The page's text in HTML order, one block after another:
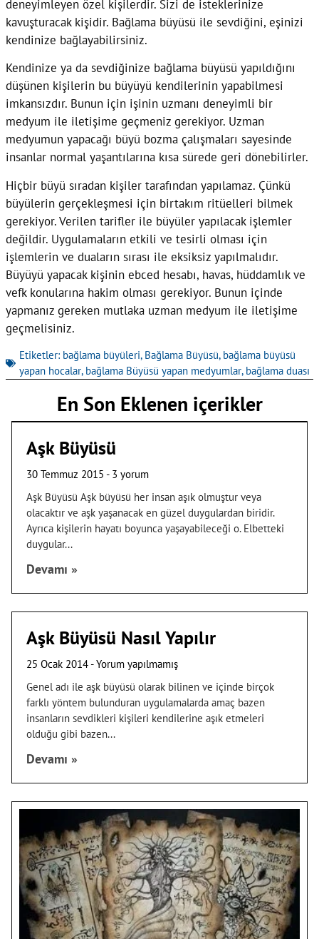
deneyimleyen özel kişilerdir. Sizi de isteklerinize
kavuşturacak kişidir. Bağlama büyüsü ile sevdiğini, eşinizi
kendinize bağlayabilirsiniz.
Kendinize ya da sevdiğinize bağlama büyüsü yapıldığını
düşünen kişilerin bu büyüyü kendilerinin yapabilmesi
imkansızdır. Bunun için işinin uzmanı deneyimli bir
medyum ile iletişime geçmeniz gerekiyor. Uzman
medyumun yapacağı büyü bozma çalışmaları sayesinde
insanlar normal yaşantılarına kısa sürede geri dönebilirler.
Hiçbir büyü sıradan kişiler tarafından yapılamaz. Çünkü
büyülerin gerçekleşmesi için birtakım ritüelleri bilmek
gerekiyor. Verilen tarifler ile büyüler yapılacak işlemler
değildir. Uygulamaların etkili ve tesirli olması için
işlemlerin ve duaların sırası ile eksiksiz yapılmalıdır.
Büyüyü yapacak kişinin ebced hesabı, havas, hüddamlık ve
vefk konularına hakim olması gerekiyor. Bunun içinde
yapmanız gereken mutlaka uzman medyum ile iletişime
geçmelisiniz.
Etiketler: bağlama büyüleri, Bağlama Büyüsü, bağlama büyüsü
yapan hocalar, bağlama Büyüsü yapan medyumlar, bağlama duası
En Son Eklenen içerikler
Aşk Büyüsü
30 Temmuz 2015
3 yorum
Aşk Büyüsü Aşk büyüsü her insan aşık olmuştur veya
olacaktır ve aşk yaşanacak en güzel duygulardan biridir.
Ayrıca kişilerin hayatı boyunca yaşayabileceği o. Elbetteki
duygular
Devamı »
Aşk Büyüsü Nasıl Yapılır
25 Ocak 2014 Yorum yapılmamış
Genel adı ile aşk büyüsü olarak bilinen ve içinde birçok
farklı yöntem bulunduran uygulamalarda amaç bazen
insanların sevdikleri kişileri kendilerine aşık etmeleri
olduğu gibi bazen
Devamı »